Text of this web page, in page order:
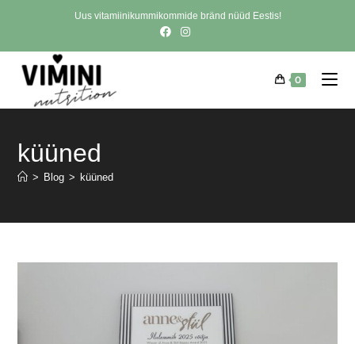
Uus vitamiinikummikommide bränd nüüd Eestis!
0
küüned
> Blog > küüned